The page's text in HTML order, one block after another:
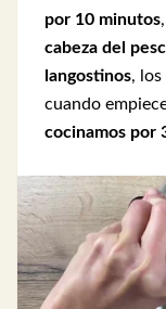
por 10 minutos
cabeza del
langostinos, los
cuando
cocinamos por